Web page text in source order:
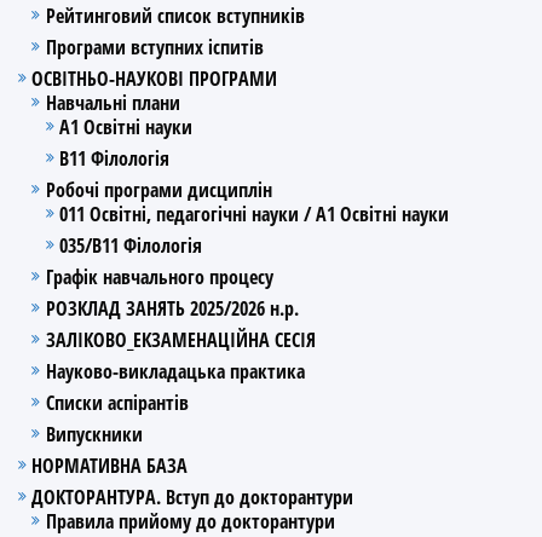
Рейтинговий список вступників
Програми вступних іспитів
ОСВІТНЬО-НАУКОВІ ПРОГРАМИ
Навчальні плани
А1 Освітні науки
В11 Філологія
Робочі програми дисциплін
011 Освітні, педагогічні науки / А1 Освітні науки
035/В11 Філологія
Графік навчального процесу
РОЗКЛАД ЗАНЯТЬ 2025/2026 н.р.
ЗАЛІКОВО_ЕКЗАМЕНАЦІЙНА СЕСІЯ
Науково-викладацька практика
Списки аспірантів
Випускники
НОРМАТИВНА БАЗА
ДОКТОРАНТУРА. Вступ до докторантури
Правила прийому до докторантури